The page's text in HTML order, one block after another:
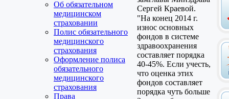
Об обязательном
медицинском
страховании
Полис обязательного
медицинского
страхования
Оформление полиса
обязательного
медицинского
страхования
Права
Сергей Краевой.
"На конец 2014 г.
износ основных
фондов в системе
здравоохранения
составляет порядка
40-45%. Если учесть,
что оценка этих
фондов составляет
порядка чуть больше